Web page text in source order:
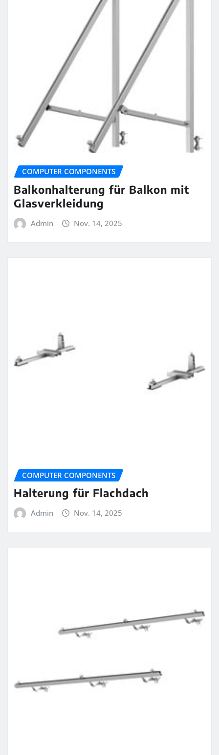
COMPUTER COMPONENTS
Balkonhalterung für Balkon mit
Glasverkleidung
Admin Nov. 14, 2025
COMPUTER COMPONENTS
Halterung für Flachdach
Admin Nov. 14, 2025